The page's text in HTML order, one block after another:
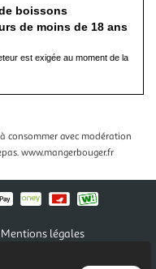
boissons
de moins de 18 ans
est exigée au moment de la
consommer avec modération
www.mangerbouger.fr
Mentions légales